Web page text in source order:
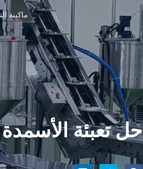
ماكينة
حل تعبئة